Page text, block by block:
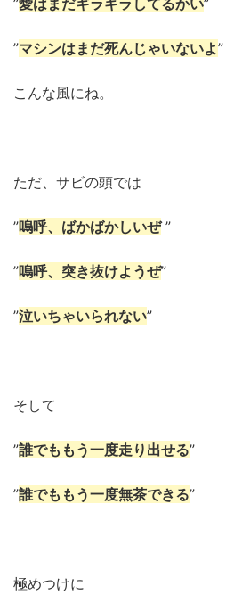
”愛はまだギラギラしてるかい”
”マシンはまだ死んじゃいないよ”
こんな風にね。
ただ、サビの頭では
”嗚呼、ばかばかしいぜ”
”嗚呼、突き抜けようぜ”
”泣いちゃいられない”
そして
”誰でももう一度走り出せる”
”誰でももう一度無茶できる”
極めつけに